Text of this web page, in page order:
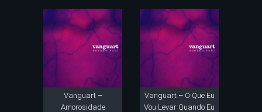
Vanguart –
Amorosidade
Vanguart – O Que Eu
Vou Levar Quando Eu